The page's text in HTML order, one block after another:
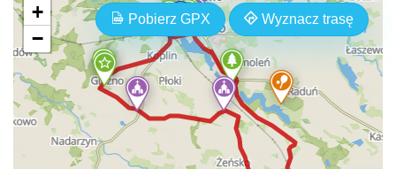
Pobierz GPX Wyznacz trasę
+
−